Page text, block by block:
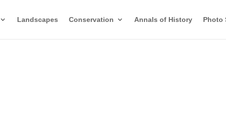
Landscapes Conservation Annals of History Photo